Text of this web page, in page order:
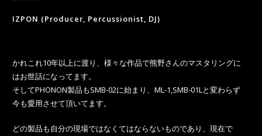
IZPON (Producer, Percussionist, DJ)
かれこれ10年以上に渡り、様々な作品で熊野さんのマスタリングに
はお世話になってます。
そしてPHONON製品もSMB-02に始まり、ML-1,SMB-01Lと変わらず
今も愛用させて頂いてます。
どの製品も自分の現場ではなくてはならないものであり、現在で